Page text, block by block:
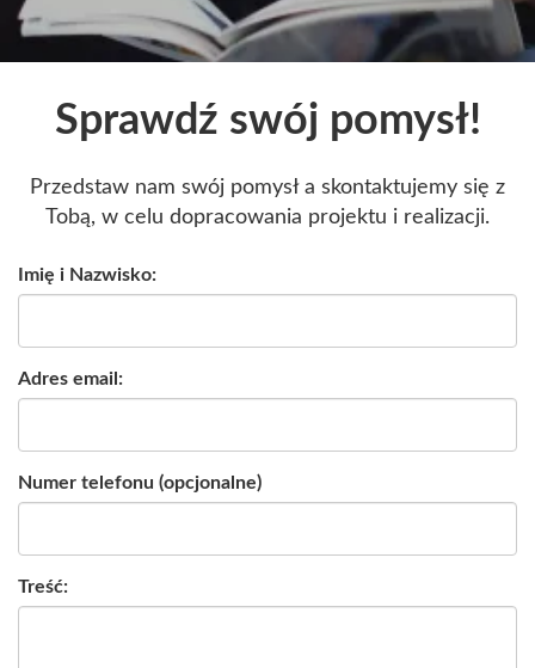
Sprawdź swój pomysł!
Przedstaw nam swój pomysł a skontaktujemy się z
Tobą, w celu dopracowania projektu i realizacji.
Imię i Nazwisko:
Adres email:
Numer telefonu (opcjonalne)
Treść: